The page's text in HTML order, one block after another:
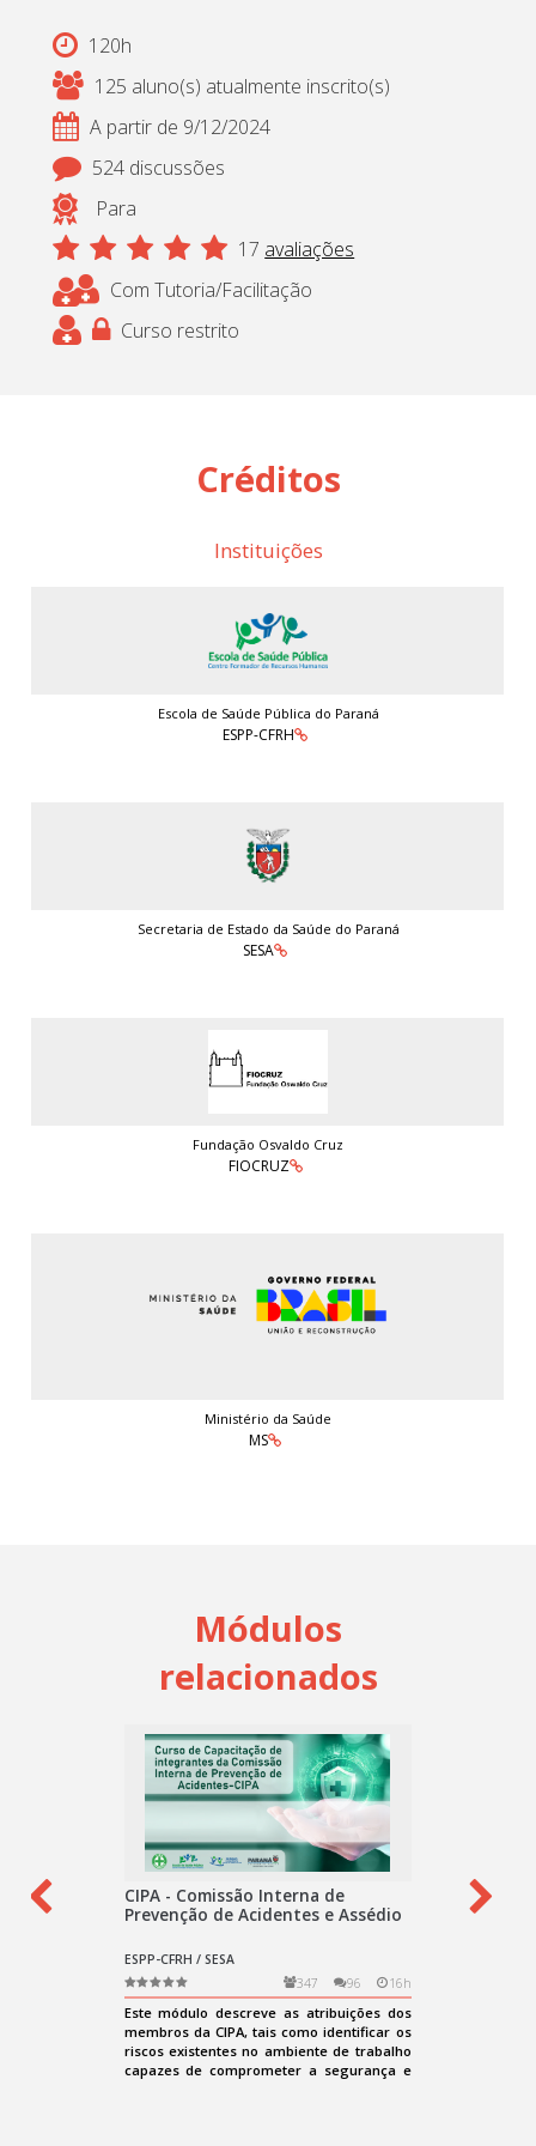
120h
125 aluno(s) atualmente inscrito(s)
A partir de 9/12/2024
524 discussões
Para
17 avaliações
Com Tutoria/Facilitação
Curso restrito
Créditos
Instituições
Escola de Saúde Pública do Paraná
ESPP-CFRH
Secretaria de Estado da Saúde do Paraná
SESA
Fundação Osvaldo Cruz
FIOCRUZ
Ministério da Saúde
MS
Módulos
relacionados